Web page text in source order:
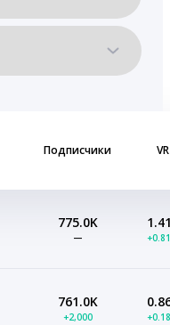
Подписчики VR
775.0K
—
761.0K
+2,000